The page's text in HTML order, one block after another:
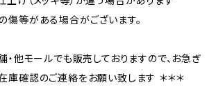
傷等がある場合がございます。
・他モールでも販売しておりますので、お急ぎ
庫確認のご連絡をお願い致します ＊＊＊